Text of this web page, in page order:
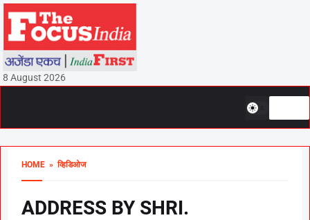
8 August 2026
HOME » व्हिडिओज
ADDRESS BY SHRI.